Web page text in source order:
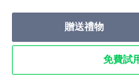
贈送禮物
免費試